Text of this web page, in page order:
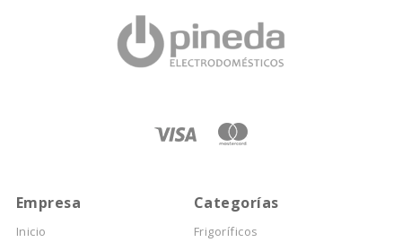
Empresa
Inicio
Categorías
Frigoríficos